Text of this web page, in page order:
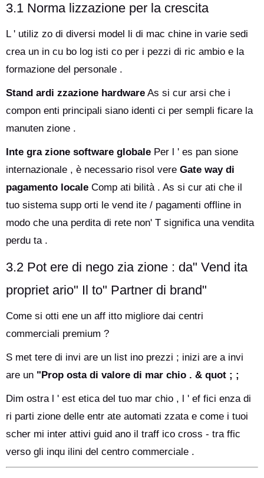
3.1 Norma lizzazione per la crescita
L ' utiliz zo di diversi model li di mac chine in varie sedi
crea un in cu bo log isti co per i pezzi di ric ambio e la
formazione del personale .
Stand ardi zzazione hardware As si cur arsi che i
compon enti principali siano identi ci per sempli ficare la
manuten zione .
Inte gra zione software globale Per l ' es pan sione
internazionale , è necessario risol vere Gate way di
pagamento locale Comp ati bilità . As si cur ati che il
tuo sistema supp orti le vend ite / pagamenti offline in
modo che una perdita di rete non' T significa una vendita
perdu ta .
3.2 Pot ere di nego zia zione : da" Vend ita
propriet ario" Il to" Partner di brand"
Come si otti ene un aff itto migliore dai centri
commerciali premium ?
S met tere di invi are un list ino prezzi ; inizi are a invi
are un "Prop osta di valore di mar chio . & quot ; ;
Dim ostra l ' est etica del tuo mar chio , l ' ef fici enza di
ri parti zione delle entr ate automati zzata e come i tuoi
scher mi inter attivi guid ano il traff ico cross - tra ffic
verso gli inqu ilini del centro commerciale .